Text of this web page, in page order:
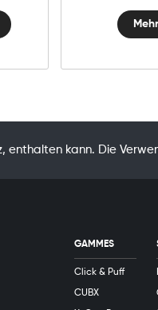
kann. Die
GAMMES
Click & Puff
CUBX